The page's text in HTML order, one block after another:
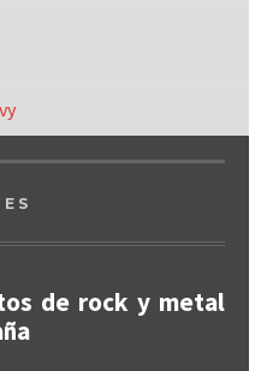
de rock y metal